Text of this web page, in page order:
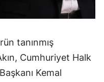
tanınmış
Cumhuriyet Halk
Kemal